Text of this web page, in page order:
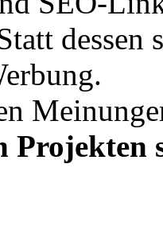
dessen
Projekten